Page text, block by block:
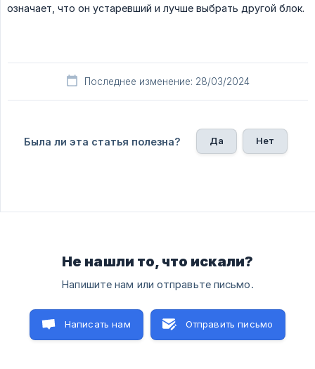
означает, что он устаревший и лучше выбрать другой блок.
Последнее изменение: 28/03/2024
Была ли эта статья полезна? Да Нет
Не нашли то, что искали?
Напишите нам или отправьте письмо.
Написать нам Отправить письмо